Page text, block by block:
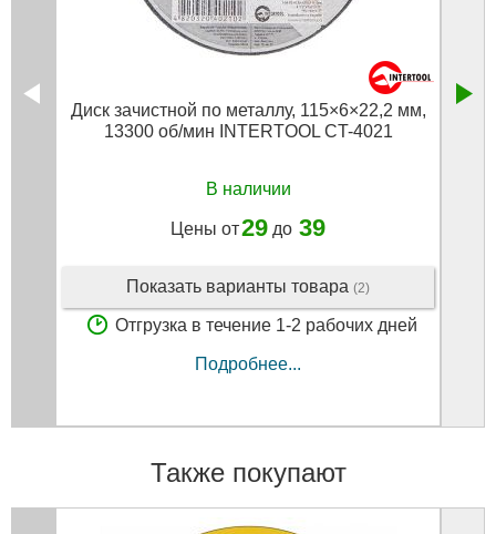
Диск зачистной по металлу, 115×6×22,2 мм,
13300 об/мин INTERTOOL CT-4021
В наличии
Цены от29 до 39
Показать варианты товара (2)
Отгрузка в течение 1-2 рабочих дней
Подробнее...
Также покупают